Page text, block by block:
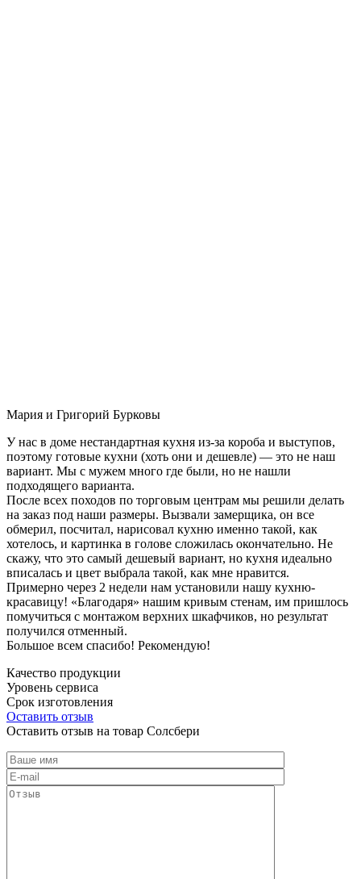
Мария и Григорий Бурковы
У нас в доме нестандартная кухня из-за короба и выступов,
поэтому готовые кухни (хоть они и дешевле) — это не наш
вариант. Мы с мужем много где были, но не нашли
подходящего варианта.
После всех походов по торговым центрам мы решили делать
на заказ под наши размеры. Вызвали замерщика, он все
обмерил, посчитал, нарисовал кухню именно такой, как
хотелось, и картинка в голове сложилась окончательно. Не
скажу, что это самый дешевый вариант, но кухня идеально
вписалась и цвет выбрала такой, как мне нравится.
Примерно через 2 недели нам установили нашу кухню-
красавицу! «Благодаря» нашим кривым стенам, им пришлось
помучиться с монтажом верхних шкафчиков, но результат
получился отменный.
Большое всем спасибо! Рекомендую!
Качество продукции
Уровень сервиса
Срок изготовления
Оставить отзыв
Оставить отзыв на товар Солсбери